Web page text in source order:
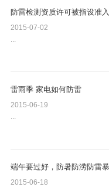
防雷检测资质许可被指设准
2015-07-02
雷雨季 家电如何防雷
2015-06-19
端午要过好，防暑防涝防雷暴
2015-06-18